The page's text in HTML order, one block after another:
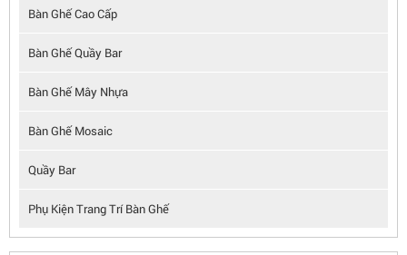
Bàn Ghế Cao Cấp
Bàn Ghế Quầy Bar
Bàn Ghế Mây Nhựa
Bàn Ghế Mosaic
Quầy Bar
Phụ Kiện Trang Trí Bàn Ghế